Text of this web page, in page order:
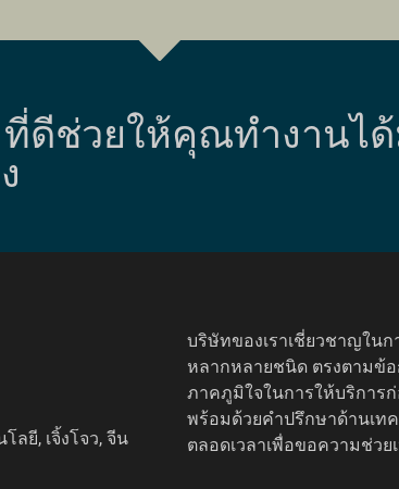
ที่ดีช่วยให้คุณทำงานไ
ลยี, เจิ้งโจว, จีน
บริษัทของเราเชี่ยวชาญใน
หลากหลายชนิด ตรงตามข้อ
ภาคภูมิใจในการให้บริการ
พร้อมด้วยคำปรึกษาด้านเท
ตลอดเวลาเพื่อขอความช่วย